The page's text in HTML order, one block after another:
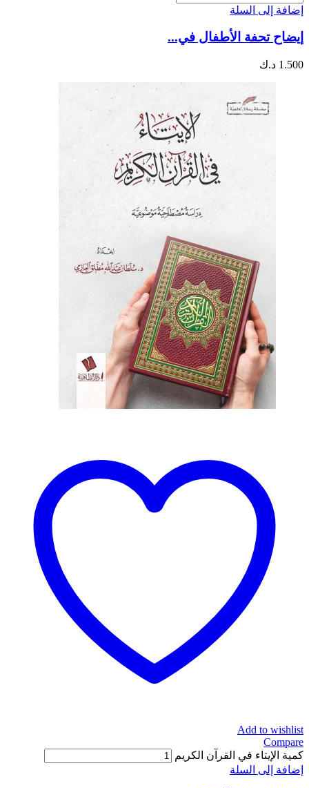
إضافة إلى السلة
إيضاح تحفة الأطفال في...
1.500 د.ك
Add to wishlist
Compare
كمية الإيتاء في القرآن الكريم
إضافة إلى السلة